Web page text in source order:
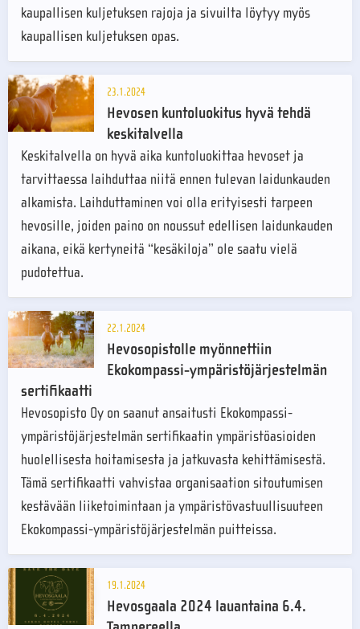
kaupallisen kuljetuksen rajoja ja sivuilta löytyy myös
kaupallisen kuljetuksen opas.
23.1.2024
Hevosen kuntoluokitus hyvä tehdä
keskitalvella
Keskitalvella on hyvä aika kuntoluokittaa hevoset ja
tarvittaessa laihduttaa niitä ennen tulevan laidunkauden
alkamista. Laihduttaminen voi olla erityisesti tarpeen
hevosille, joiden paino on noussut edellisen laidunkauden
aikana, eikä kertyneitä “kesäkiloja” ole saatu vielä
pudotettua.
22.1.2024
Hevosopistolle myönnettiin
Ekokompassi-ympäristöjärjestelmän
sertifikaatti
Hevosopisto Oy on saanut ansaitusti Ekokompassi-
ympäristöjärjestelmän sertifikaatin ympäristöasioiden
huolellisesta hoitamisesta ja jatkuvasta kehittämisestä.
Tämä sertifikaatti vahvistaa organisaation sitoutumisen
kestävään liiketoimintaan ja ympäristövastuullisuuteen
Ekokompassi-ympäristöjärjestelmän puitteissa.
19.1.2024
Hevosgaala 2024 lauantaina 6.4.